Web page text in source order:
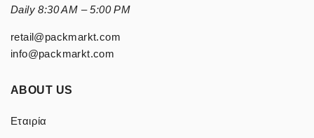
Daily 8:30 AM – 5:00 PM
retail@packmarkt.com
info@packmarkt.com
ABOUT US
Εταιρία